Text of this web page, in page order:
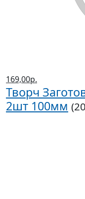
169,00р.
Творч
2шт 100мм